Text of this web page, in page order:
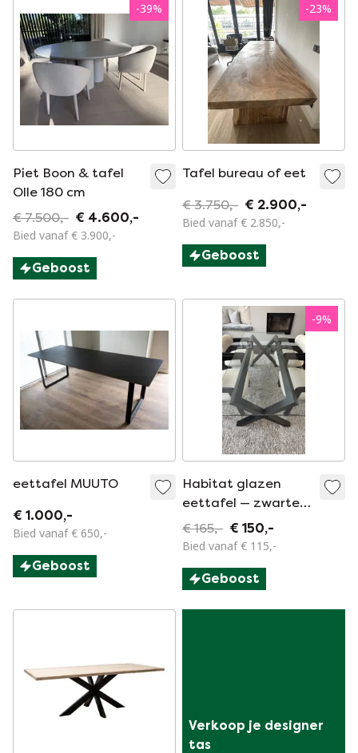
-39%
Piet Boon & tafel
Olle 180 cm
€ 7.500,- € 4.600,-
Bied vanaf € 3.900,-
Geboost
-23%
Tafel bureau of eet
€ 3.750,- € 2.900,-
Bied vanaf € 2.850,-
Geboost
eettafel MUUTO
€ 1.000,-
Bied vanaf € 650,-
Geboost
-9%
Habitat glazen
eettafel — zwarte
sculpturale X-voet,
160 cm
€ 165,- € 150,-
Bied vanaf € 115,-
Geboost
Verkoop je designer
tas